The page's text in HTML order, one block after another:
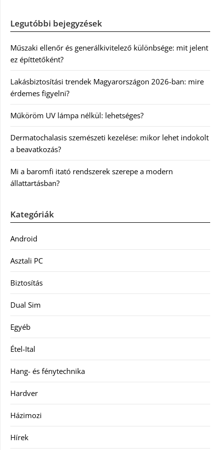
Legutóbbi bejegyzések
Műszaki ellenőr és generálkivitelező különbsége: mit jelent
ez építtetőként?
Lakásbiztosítási trendek Magyarországon 2026-ban: mire
érdemes figyelni?
Műköröm UV lámpa nélkül: lehetséges?
Dermatochalasis szemészeti kezelése: mikor lehet indokolt
a beavatkozás?
Mi a baromfi itató rendszerek szerepe a modern
állattartásban?
Kategóriák
Android
Asztali PC
Biztosítás
Dual Sim
Egyéb
Étel-Ital
Hang- és fénytechnika
Hardver
Házimozi
Hírek